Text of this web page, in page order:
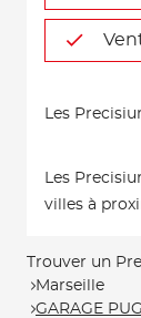
Les
Les
villes à
Trouver un
Marseille
GARAGE